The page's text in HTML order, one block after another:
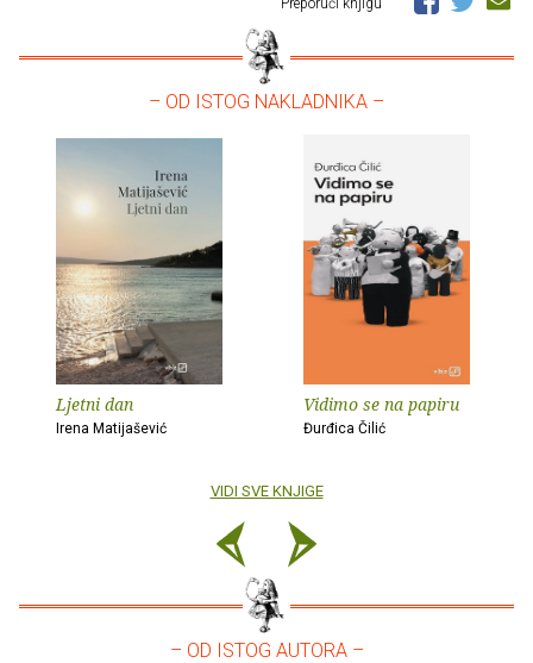
– OD ISTOG NAKLADNIKA –
Ljetni dan
Irena Matijašević
Vidimo se na papiru
Đurđica Čilić
VIDI SVE KNJIGE
– OD ISTOG AUTORA –